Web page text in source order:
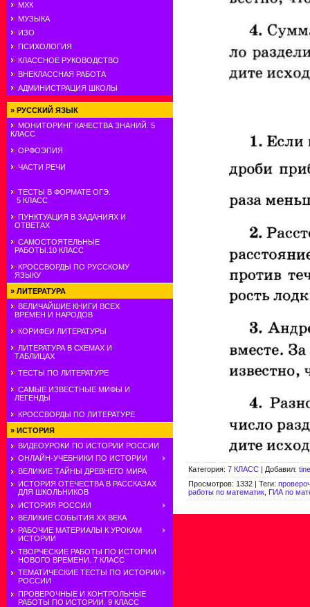
МХК
МУЗЫКА
ИЗО
ПСИХОЛОГИЯ
КЛАССНОЕ РУКОВОДСТВО
ВНЕКЛАССНАЯ РАБОТА
АДМИНИСТРАЦИЯ ШКОЛЫ
» РУССКИЙ ЯЗЫК
МОНИТОРИНГ КАЧЕСТВА ЗНАНИЙ. 5
КЛАСС
ОРФОЭПИЯ
ЧАСТИ РЕЧИ
ТЕСТЫ В ФОРМАТЕ ОГЭ.
5 КЛАСС
ПУНКТУАЦИЯ В ЗАДАНИЯХ И
ОТВЕТАХ
САМОСТОЯТЕЛЬНЫЕ
РАБОТЫ.10 КЛАСС
КРОССВОРДЫ ПО РУССКОМУ
ЯЗЫКУ
» ЛИТЕРАТУРА
ВЕЛИЧАЙШИЕ КНИГИ ВСЕХ
ВРЕМЕН И НАРОДОВ
КОРИФЕИ ЛИТЕРАТУРЫ
ЛИТЕРАТУРА В СХЕМАХ И
ТАБЛИЦАХ
ТЕСТЫ ПО ЛИТЕРАТУРЕ
САМЫЕ ИЗВЕСТНЫЕ МИФЫ И
ЛЕГЕНДЫ
КРОССВОРДЫ ПО ЛИТЕРАТУРЕ
» ИСТОРИЯ
ВИДЕОУРОКИ ПО ИСТОРИИ РОССИИ
ОНЛАЙН-УЧЕБНИКИ ПО ИСТОРИИ
ВЕЛИКИЕ ТАЙНЫ ДРЕВНЕГО МИРА
ИСТОРИЯ ОТЕЧЕСТВА В РАССКАЗАХ
ДЛЯ ШКОЛЬНИКОВ
ИСТОРИЯ РОССИИ
ВЕЛИКИЕ СОБЫТИЯ ХХ ВЕКА
РАБОЧИЕ МАТЕРИАЛЫ К УРОКАМ
ИСТОРИИ
ТВОРЧЕСКИЕ РАБОТЫ ПО ИСТОРИИ
НОВОГО ВРЕМЕНИ. 7 КЛАСС
ТЕМАТИЧЕСКИЕ ТЕСТЫ ПО ИСТОРИИ
РОССИИ
ПРОВЕРОЧНЫЕ И КОНТРОЛЬНЫЕ
РАБОТЫ ПО ИСТОРИИ. 9 КЛАСС
Категория: 7 КЛАСС | Добавил:
Просмотров: 1332 | Теги:
работы по математик ГИА по